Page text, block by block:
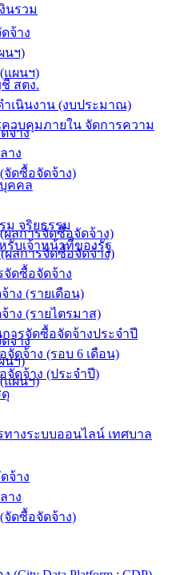
จ้าง
นฯ)
แผนฯ)
จ้าง
าง
จัดซื้อจัดจ้าง)
ผลการจัดซื้อจัดจ้าง)
ลการจัดซื้อจัดจ้าง)
จัดซื้อจัดจ้าง
าง (รายเดือน)
าง (รายไตรมาส)
ารจัดซื้อจัดจ้างประจำปี
จัดจ้าง (รอบ 6 เดือน)
จัดจ้าง (ประจำปี)
ทางระบบออนไลน์ เทศบาล
นรวม
สตง.
ำเนินงาน (งบประมาณ)
วบคุมภายใน จัดการความ
คคล
ม จริยธรรม
รับเจ้าหน้าที่ของรัฐ
จ้าง
นฯ)
แผนฯ)
จ้าง
าง
จัดซื้อจัดจ้าง)
อ่างศิลา จังหวัดชลบุรี |